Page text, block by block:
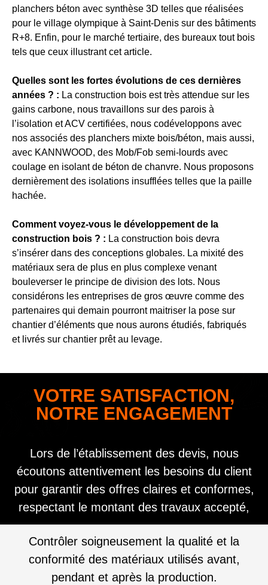
planchers béton avec synthèse 3D telles que réalisées
pour le village olympique à Saint-Denis sur des bâtiments
R+8. Enfin, pour le marché tertiaire, des bureaux tout bois
tels que ceux illustrant cet article.
Quelles sont les fortes évolutions de ces dernières
années ? : La construction bois est très attendue sur les
gains carbone, nous travaillons sur des parois à
l’isolation et ACV certifiées, nous codéveloppons avec
nos associés des planchers mixte bois/béton, mais aussi,
avec KANNWOOD, des Mob/Fob semi-lourds avec
coulage en isolant de béton de chanvre. Nous proposons
dernièrement des isolations insufflées telles que la paille
hachée.
Comment voyez-vous le développement de la
construction bois ? : La construction bois devra
s’insérer dans des conceptions globales. La mixité des
matériaux sera de plus en plus complexe venant
bouleverser le principe de division des lots. Nous
considérons les entreprises de gros œuvre comme des
partenaires qui demain pourront maitriser la pose sur
chantier d’éléments que nous aurons étudiés, fabriqués
et livrés sur chantier prêt au levage.
VOTRE SATISFACTION,
NOTRE ENGAGEMENT
Lors de l’établissement des devis, nous
écoutons attentivement les besoins du client
pour garantir des offres claires et conformes,
respectant le montant des travaux accepté,
Contrôler soigneusement la qualité et la
conformité des matériaux utilisés avant,
pendant et après la production.